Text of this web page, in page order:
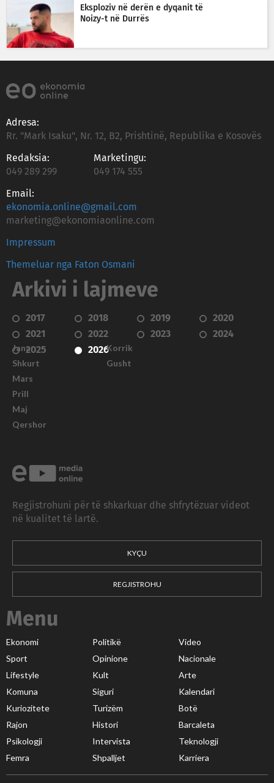
Eksploziv në derën e dyqanit të
Noizy-t në Durrës
Adresa:
Rr. "Mark Isaku", Nr. 12, B2, Prishtinë, Republika e Kosovës
Redaksia:
049 289 299
Marketingu:
049 174 555
Email:
ekonomia.online@gmail.com
marketing@ekonomiaonline.com
Impressum
Themeluar nga Faton Osmani
Arkivi i lajmeve
2017 2018 2019
2020
2021
2022 2023
2024
2025
2026
Janar
Shkurt
Mars
Prill
Maj
Qershor
Korrik
Gusht
Regjistrohuni për të shkarkuar dhe shfrytëzuar videot
në kualitet të lartë.
KYÇU
REGJISTROHU
Menu
Ekonomi Politikë
Video
Sport
Opinione
Nacionale
Lifestyle
Kult
Arte
Komuna
Siguri
Kalendari
Kuriozitete
Turizëm
Botë
Rajon
Histori
Barcaleta
Psikologji
Intervista
Teknologji
Femra
Shpalljet Karriera